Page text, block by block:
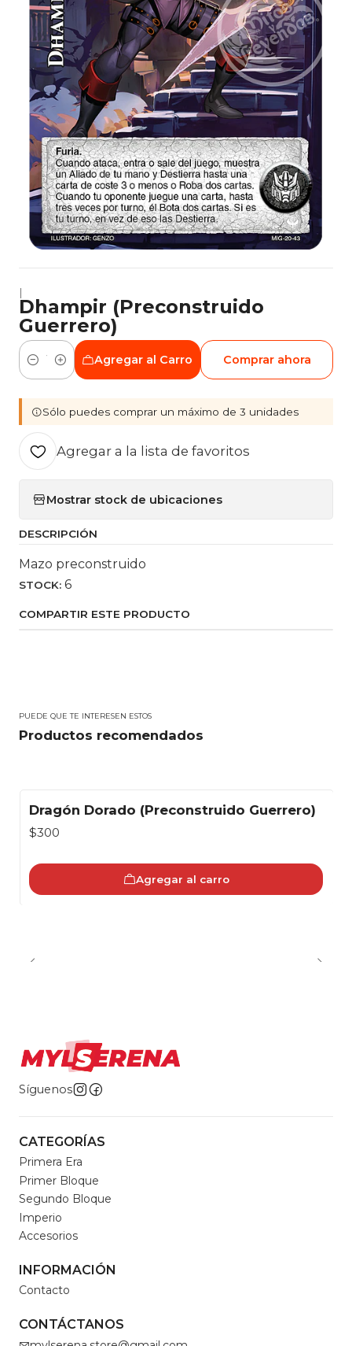
|
Dhampir (Preconstruido
Guerrero)
Cantidad
Agregar al Carro Comprar ahora
Sólo puedes comprar un máximo de 3 unidades
Agregar a la lista de favoritos
Mostrar stock de ubicaciones
DESCRIPCIÓN
Mazo preconstruido
STOCK: 6
COMPARTIR ESTE PRODUCTO
PUEDE QUE TE INTERESEN ESTOS
Productos recomendados
Dragón Dorado (Preconstruido Guerrero)
$300
Agregar al carro
Síguenos
CATEGORÍAS
Primera Era
Primer Bloque
Segundo Bloque
Imperio
Accesorios
INFORMACIÓN
Contacto
CONTÁCTANOS